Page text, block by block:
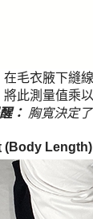
在毛衣腋下縫
將此測量值乘
： 胸寬決定
(Body Length)